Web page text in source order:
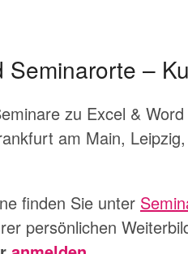
Seminarorte –
zu Excel &
am Main,
finden Sie unter
persönlichen